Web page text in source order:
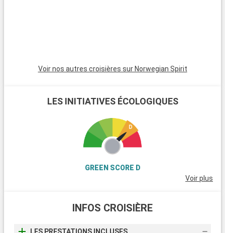
Voir nos autres croisières sur Norwegian Spirit
LES INITIATIVES ÉCOLOGIQUES
GREEN SCORE D
Voir plus
INFOS CROISIÈRE